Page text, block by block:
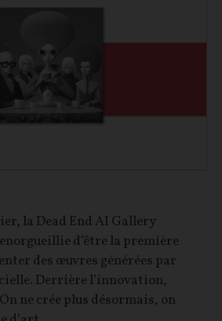
la Dead End AI Gallery
d’être la première
des œuvres générées par
Derrière l’innovation,
ne crée plus désormais, on